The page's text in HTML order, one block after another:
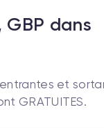
dans
et
GRATUITES.